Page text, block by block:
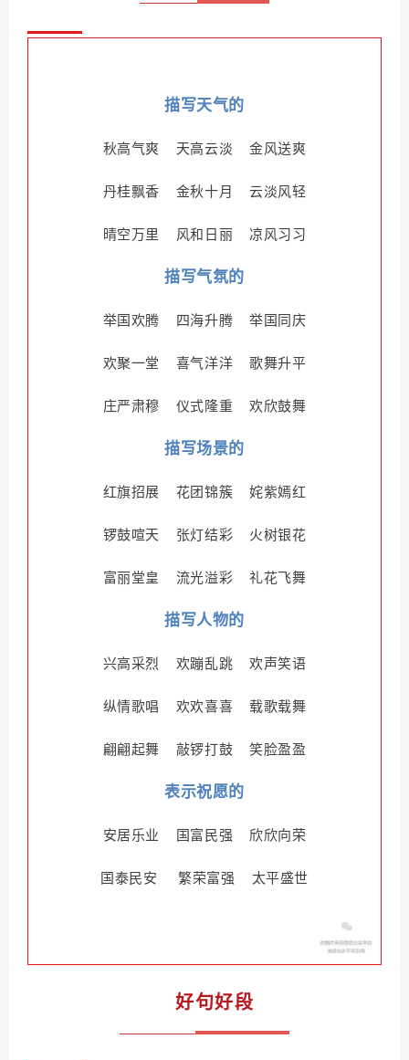
描写天气的
秋高气爽 天高云淡 金风送爽
丹桂飘香 金秋十月 云淡风轻
晴空万里 风和日丽 凉风习习
描写气氛的
举国欢腾 四海升腾 举国同庆
欢聚一堂 喜气洋洋 歌舞升平
庄严肃穆 仪式隆重 欢欣鼓舞
描写场景的
红旗招展 花团锦簇 姹紫嫣红
锣鼓喧天 张灯结彩 火树银花
富丽堂皇 流光溢彩 礼花飞舞
描写人物的
兴高采烈 欢蹦乱跳 欢声笑语
纵情歌唱 欢欢喜喜 载歌载舞
翩翩起舞 敲锣打鼓 笑脸盈盈
表示祝愿的
安居乐业 国富民强 欣欣向荣
国泰民安 繁荣富强 太平盛世
好句好段